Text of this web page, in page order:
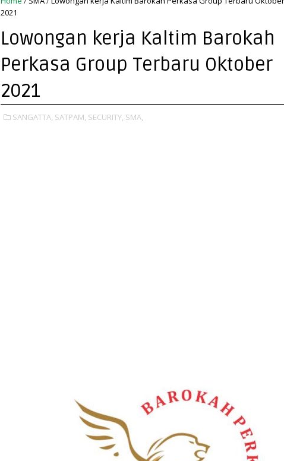
2021
Lowongan kerja Kaltim Barokah
Perkasa Group Terbaru Oktober
2021
SANGATTA, SATPAM, SECURITY, SMA,